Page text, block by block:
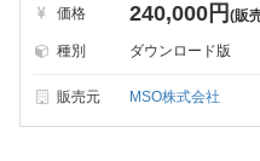
価格 240,000円(販
種別 ダウンロード版
販売元 MSO株式会社